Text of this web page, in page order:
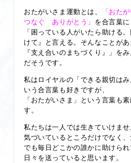
おたがいさま運動とは、
「おた
つなぐ ありがとう」 を合言葉に
「困っている人がいたら助ける
けて』と言える。そんなことが
『支え合いのまちづくり』」を
だそうです。
私はロイヤルの「できる親切は
いう合言葉も好きですが、
「おたがいさま」という言葉も
す。
私たちは一人では生きていけませ
気づいているところだけでなく
でも毎日どこかの誰かに助けられ
日々を送っていると思います。